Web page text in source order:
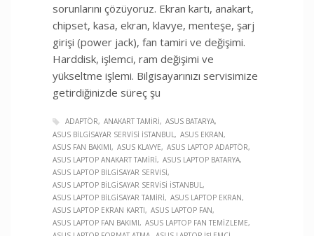
sorunlarını çözüyoruz. Ekran kartı, anakart,
chipset, kasa, ekran, klavye, menteşe, şarj
girişi (power jack), fan tamiri ve değişimi.
Harddisk, işlemci, ram değişimi ve
yükseltme işlemi. Bilgisayarınızı servisimize
getirdiğinizde süreç şu
ADAPTÖR ANAKART TAMIRI
ASUS BATARYA
ASUS BILGISAYAR SERVISI İSTANBUL ASUS EKRAN
ASUS FAN BAKIMI
ASUS KLAVYE
ASUS LAPTOP ADAPTÖR
ASUS LAPTOP ANAKART TAMIRI
ASUS LAPTOP BATARYA
ASUS LAPTOP BILGISAYAR SERVISI
ASUS LAPTOP BILGISAYAR SERVISI İSTANBUL
ASUS LAPTOP BILGISAYAR TAMIRI
ASUS LAPTOP EKRAN
ASUS LAPTOP EKRAN KARTI
ASUS LAPTOP FAN
ASUS LAPTOP FAN BAKIMI
ASUS LAPTOP FAN TEMIZLEME